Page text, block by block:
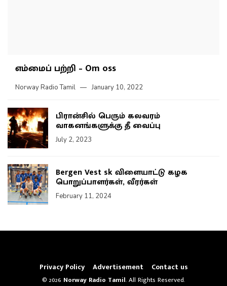
எம்மைப் பற்றி – Om oss
Norway Radio Tamil January 10, 2022
பிரான்சில் பெரும் கலவரம்
வாகனங்களுக்கு தீ வைப்பு
July 2, 2023
Bergen Vest sk விளையாட்டு கழக
பொறுப்பாளர்கள், வீரர்கள்
February 11, 2024
Privacy Policy Advertisement Contact us
© 2026 Norway Radio Tamil. All Rights Reserved.